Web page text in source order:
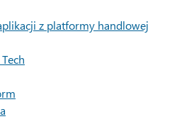
z platformy handlowej